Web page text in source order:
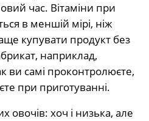
час. Вітаміни при
в меншій мірі, ніж
купувати продукт без
наприклад,
ви самі проконтролюєте,
при приготуванні.
овочів: хоч і низька, але